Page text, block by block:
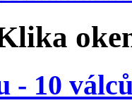
- 10